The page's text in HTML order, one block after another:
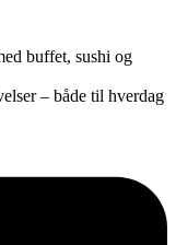
buffet, sushi og
– både til hverdag